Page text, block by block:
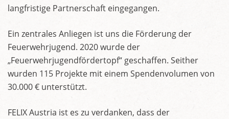
langfristige Partnerschaft eingegangen.
Ein zentrales Anliegen ist uns die Förderung der
Feuerwehrjugend. 2020 wurde der
„Feuerwehrjugendfördertopf“ geschaffen. Seither
wurden 115 Projekte mit einem Spendenvolumen von
30.000 € unterstützt.
FELIX Austria ist es zu verdanken, dass der